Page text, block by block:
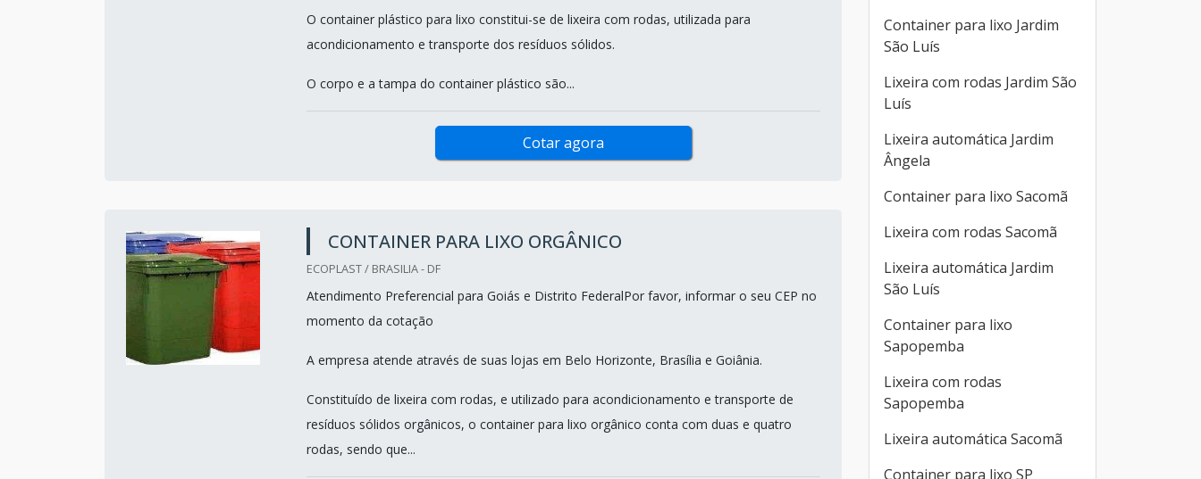
O container plástico para lixo constitui-se de lixeira com rodas, utilizada para
acondicionamento e transporte dos resíduos sólidos.
O corpo e a tampa do container plástico são...
Cotar agora
CONTAINER PARA LIXO ORGÂNICO
ECOPLAST / BRASILIA - DF
Atendimento Preferencial para Goiás e Distrito FederalPor favor, informar o seu CEP no
momento da cotação
A empresa atende através de suas lojas em Belo Horizonte, Brasília e Goiânia.
Constituído de lixeira com rodas, e utilizado para acondicionamento e transporte de
resíduos sólidos orgânicos, o container para lixo orgânico conta com duas e quatro
rodas, sendo que...
Container para lixo Jardim
São Luís
Lixeira com rodas Jardim São
Luís
Lixeira automática Jardim
Ângela
Container para lixo Sacomã
Lixeira com rodas Sacomã
Lixeira automática Jardim
São Luís
Container para lixo
Sapopemba
Lixeira com rodas
Sapopemba
Lixeira automática Sacomã
Container para lixo SP